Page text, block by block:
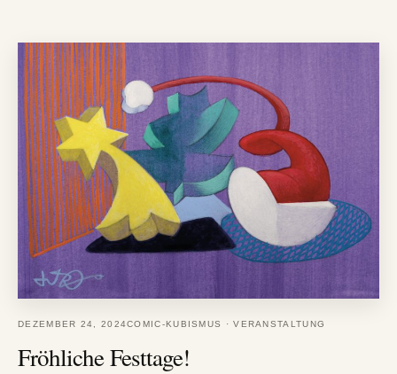
DEZEMBER 24, 2024COMIC-KUBISMUS ·VERANSTALTUNG
Fröhliche Festtage!